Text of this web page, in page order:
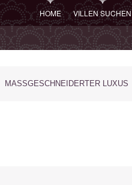
HOME VILLEN SUCHEN
MASSGESCHNEIDERTER LUXUS